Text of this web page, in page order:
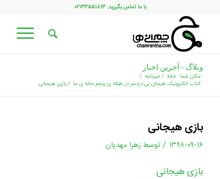
با ما تماس بگیرید: ۰۲۱۳۳۵۵۱۸۱۳
وبلاگ - آخرین اخبار
مکان شما: خانه /خبرنامه /
کتاب الکترونیک هیجان بی دردسر در طبقه ی پنجم خانه ی ما /بازی هیجانی
بازی هیجانی
۱۳۹۸-۰۹-۱۶ / توسط زهرا مهدیان
بازی هیجانی